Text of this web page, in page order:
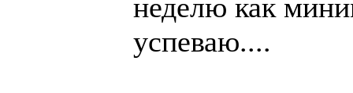
неделю как
успеваю....